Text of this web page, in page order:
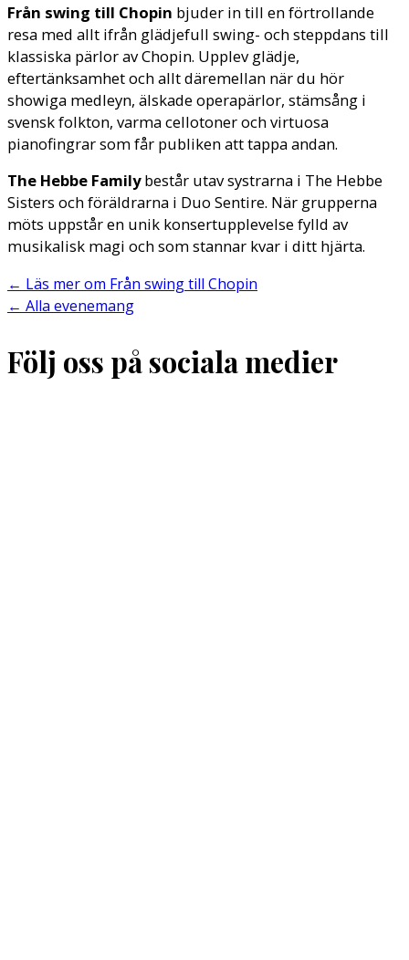
Från swing till Chopin bjuder in till en förtrollande
resa med allt ifrån glädjefull swing- och steppdans till
klassiska pärlor av Chopin. Upplev glädje,
eftertänksamhet och allt däremellan när du hör
showiga medleyn, älskade operapärlor, stämsång i
svensk folkton, varma cellotoner och virtuosa
pianofingrar som får publiken att tappa andan.
The Hebbe Familybestår utav systrarna i The Hebbe
Sisters och föräldrarna i Duo Sentire. När grupperna
möts uppstår en unik konsertupplevelse fylld av
musikalisk magi och som stannar kvar i ditt hjärta.
← Läs mer om Från swing till Chopin
← Alla evenemang
Följ oss på sociala medier